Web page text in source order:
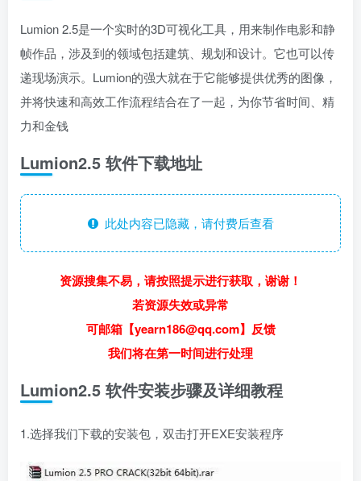
Lumion 2.5是一个实时的3D可视化工具，用来制作电影和静
帧作品，涉及到的领域包括建筑、规划和设计。它也可以传
递现场演示。Lumion的强大就在于它能够提供优秀的图像，
并将快速和高效工作流程结合在了一起，为你节省时间、精
力和金钱
Lumion2.5 软件下载地址
此处内容已隐藏，请付费后查看
资源搜集不易，请按照提示进行获取，谢谢！
若资源失效或异常
可邮箱【yearn186@qq.com】反馈
我们将在第一时间进行处理
Lumion2.5 软件安装步骤及详细教程
1.选择我们下载的安装包，双击打开EXE安装程序